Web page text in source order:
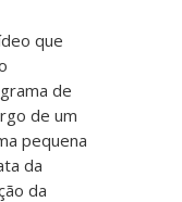
que
de
de um
pequena
da
da